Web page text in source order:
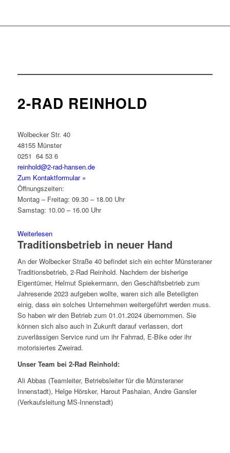
2-RAD REINHOLD
Wolbecker Str. 40
48155 Münster
0251 64 53 6
reinhold@2-rad-hansen.de
Zum Kontaktformular »
Öffnungszeiten:
Montag – Freitag: 09.30 – 18.00 Uhr
Samstag: 10.00 – 16.00 Uhr
Weiterlesen
Traditionsbetrieb in neuer Hand
An der Wolbecker Straße 40 befindet sich ein echter Münsteraner
Traditionsbetrieb, 2-Rad Reinhold. Nachdem der bisherige
Eigentümer, Helmut Spiekermann, den Geschäftsbetrieb zum
Jahresende 2023 aufgeben wollte, waren sich alle Beteiligten
einig, dass ein solches Unternehmen weitergeführt werden muss.
So haben wir den Betrieb zum 01.01.2024 übernommen. Sie
können sich also auch in Zukunft darauf verlassen, dort
zuverlässigen Service rund um ihr Fahrrad, E-Bike oder ihr
motorisiertes Zweirad.
Unser Team bei 2-Rad Reinhold:
Ali Abbas (Teamleiter, Betriebsleiter für die Münsteraner
Innenstadt), Helge Hörsker, Harout Pashaian, Andre Gansler
(Verkaufsleitung MS-Innenstadt)